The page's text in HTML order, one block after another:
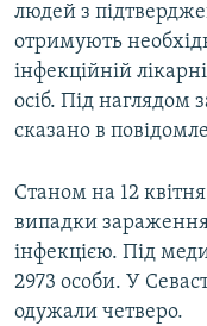
людей з
отримують
інфекційній
осіб. Під наглядом
сказано в
Станом на 12
випадки
інфекцією. Під
2973 особи. У
одужали четверо.